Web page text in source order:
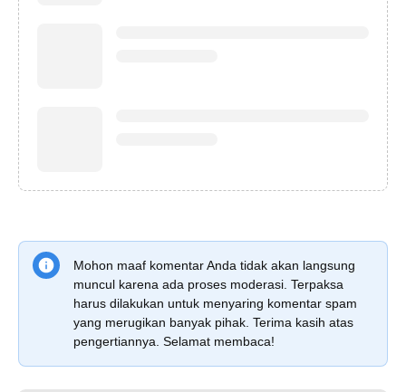
Mohon maaf komentar Anda tidak akan langsung
muncul karena ada proses moderasi. Terpaksa
harus dilakukan untuk menyaring komentar spam
yang merugikan banyak pihak. Terima kasih atas
pengertiannya. Selamat membaca!